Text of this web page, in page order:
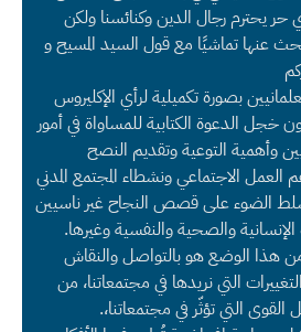
يحترم رجال الدين وكنائسنا ولكن
عنها تماشيًا مع قول السيد المسيح و
بصورة تكميلية لرأي الإكليروس
خجل الدعوة الكتابية للمساواة في أمور
وأهمية التوعية وتقديم النصح
العمل الاجتماعي ونشطاء المجتمع المدني
الضوء على قصص النجاح غير ناسيين
والصحية والنفسية وغيرها.
هذا الوضع هو بالتواصل والنقاش
التي نريدها في مجتمعاتنا، من
التي تؤثّر في مجتمعاتنا،.